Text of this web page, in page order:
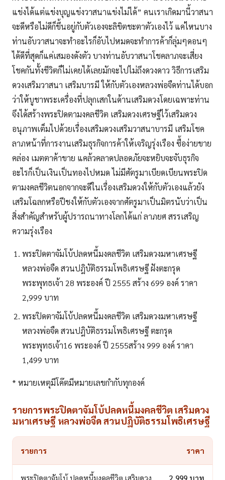
แข่งได้แต่แข่งบุญแข่งวาสนาแข่งไม่ได้” คนเราเกิดมานี้วาสนา
จะดีหรือไม่ดีก็ขึ้นอยู่กับตัวเองจะลิขิตชะตาตัวเองไว้ แค่ไหนบาง
ท่านอับวาสนาจะทำอะไรก็อับไปหมดจะทำการค้าก็ลุ่มๆดอนๆ
ได้ดีที่สุดก็แค่เสมองดังตัว บางท่านอับวาสนาโชคลาภจะเสี่ยง
โชคกันทั้งชีวิตก็ไม่เคยได้เลยมักจะไปไม่ถึงดวงดาว วิธีการเสริม
ดวงเสริมวาสนา เสริมบารมี ให้กับตัวเองหลวงพ่อจืดท่านได้บอก
ว่าให้บูชาพระเครื่องที่ปลุกเสกในด้านเสริมดวงโดยเฉพาะท่าน
จึงได้สร้างพระปิดตามงคลชีวิต เสริมดวงเศรษฐีไว้เสริมดวง
อนุภาพเต็มไปด้วยเรื่องเสริมดวงเสริมวาสนาบารมี เสริมโชค
ลาภหน้าที่การงานเสริมธุรกิจการค้าให้เจริญรุ่งเรือง ซื้อง่ายขาย
คล่อง เมตตาค้าขาย แคล้วคลาดปลอดภัยจะหยิบจะจับธุรกิจ
อะไรก็เป็นเงินเป็นทองไปหมด ไม่มีศัตรูมาเบียดเบียนพระปิด
ตามงคลชีวิตนอกจากจะดีในเรื่องเสริมดวงให้กับตัวเองแล้วยัง
เสริมโฉลกหรือปีชงให้กับตัวเองจากศัตรูมาเป็นมิตรนับว่าเป็น
สิ่งสำคัญสำหรับผู้ปรารถนาทางโลกได้แก่ ลาภยศ สรรเสริญ
ความรุ่งเรือง
พระปิดตาจัมโบ้ปลดหนี้มงคลชีวิต เสริมดวงมหาเศรษฐี
หลวงพ่อจืด สวนปฎิบัติธรรมโพธิเศรษฐี ฝังตะกรุด
พระพุทธเจ้า 28 พระองค์ ปี 2555 สร้าง 699 องค์ ราคา
2,999 บาท
พระปิดตาจัมโบ้ปลดหนี้มงคลชีวิต เสริมดวงมหาเศรษฐี
หลวงพ่อจืด สวนปฎิบัติธรรมโพธิเศรษฐี ตะกรุด
พระพุทธเจ้า16 พระองค์ ปี 2555สร้าง 999 องค์ ราคา
1,499 บาท
* หมายเหตุมีโค๊ตมีหมายเลขกำกับทุกองค์
รายการพระปิดตาจัมโบ้ปลดหนี้มงคลชีวิต เสริมดวง
มหาเศรษฐี หลวงพ่อจืด สวนปฎิบัติธรรมโพธิเศรษฐี
รายการ ราคา
พระปิดตาจัมโบ้ ปลดหนี้มงคลชีวิต เสริมดวง 2,999 บาท